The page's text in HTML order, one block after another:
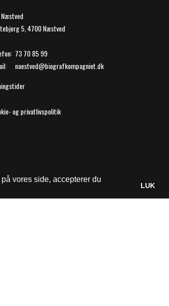
vores side, accepterer du
LUK
5, 4700 Næstved
73 70 85 99
naestved@biografkompagniet.dk
og privatlivspolitik